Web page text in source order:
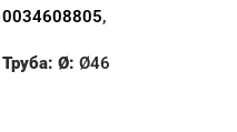
0034608805,
Труба: Ø: Ø46